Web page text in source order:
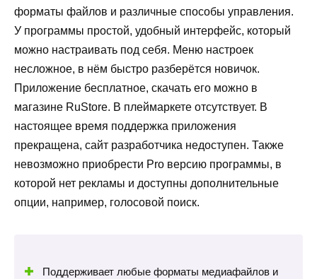
форматы файлов и различные способы управления.
У программы простой, удобный интерфейс, который
можно настраивать под себя. Меню настроек
несложное, в нём быстро разберётся новичок.
Приложение бесплатное, скачать его можно в
магазине RuStore. В плеймаркете отсутствует. В
настоящее время поддержка приложения
прекращена, сайт разработчика недоступен. Также
невозможно приобрести Pro версию программы, в
которой нет рекламы и доступны дополнительные
опции, например, голосовой поиск.
Поддерживает любые форматы медиафайлов и